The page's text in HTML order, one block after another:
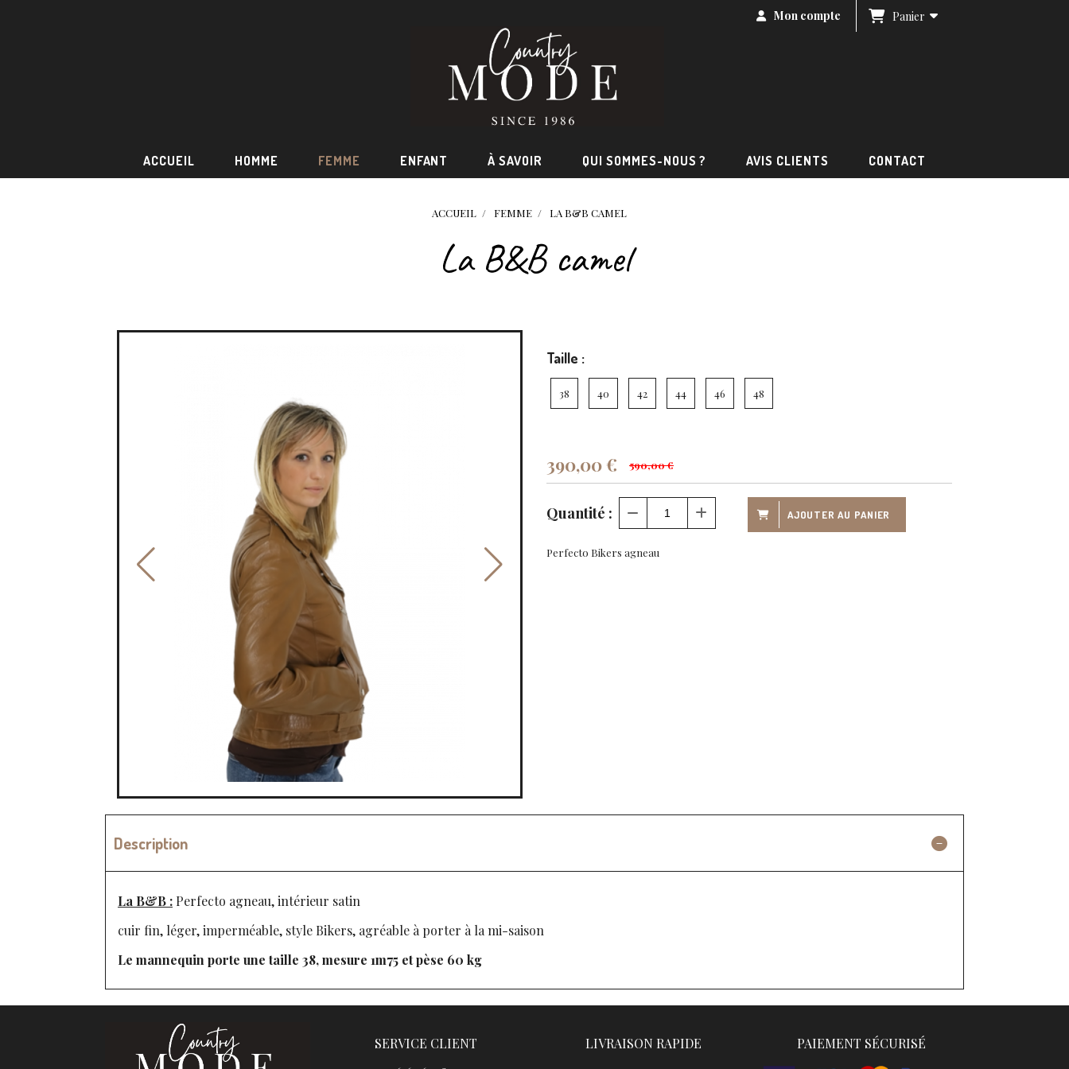
Mon compte Panier
ACCUEIL HOMME FEMME ENFANT À SAVOIR QUI SOMMES-NOUS ? AVIS CLIENTS CONTACT
ACCUEIL FEMME LA B&B CAMEL
La B&B camel
Taille :
38 40 42 44 46 48
390,00€ 590,00 €
Quantité : AJOUTER AU PANIER
Perfecto Bikers agneau
Description
La B&B : Perfecto agneau, intérieur satin
cuir fin, léger, imperméable, style Bikers, agréable à porter à la mi-saison
Le mannequin porte une taille 38, mesure 1m75 et pèse 60 kg
SERVICE CLIENT
LIVRAISON RAPIDE PAIEMENT SÉCURISÉ